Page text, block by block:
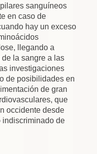
sanguíneos
en caso de
hay un exceso
llegando a
la sangre a las
investigaciones
de posibilidades en
de gran
que
occidente desde
indiscriminado de